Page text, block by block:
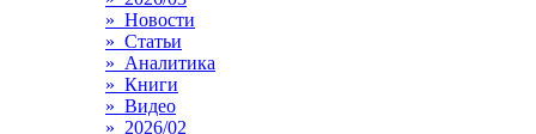
» Новости
» Статьи
» Аналитика
» Книги
» Видео
» 2026/02